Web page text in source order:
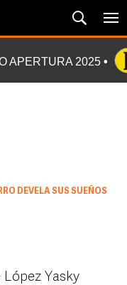
APERTURA 2025
DEVELA SUS SUEÑOS
Yasky